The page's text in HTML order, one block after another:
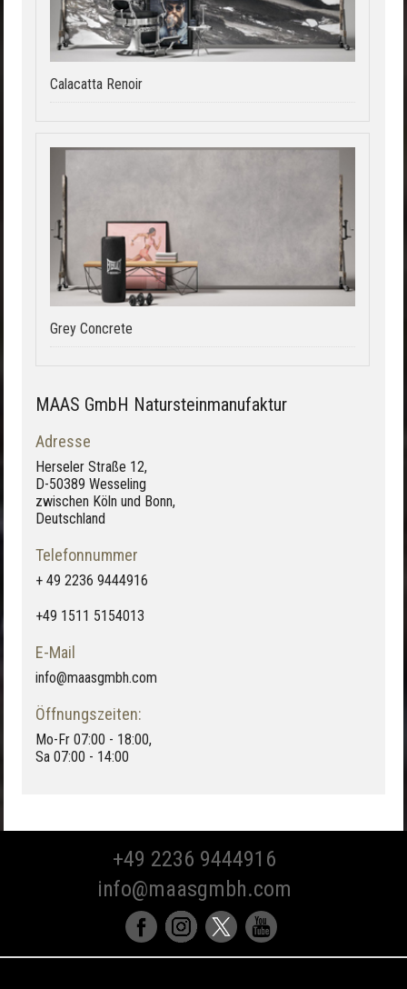
Calacatta Renoir
Grey Concrete
MAAS GmbH Natursteinmanufaktur
Adresse
Herseler Straße 12,
D-50389 Wesseling
zwischen Köln und Bonn,
Deutschland
Telefonnummer
+ 49 2236 9444916
+49 1511 5154013
E-Mail
info@maasgmbh.com
Öffnungszeiten:
Mo-Fr 07:00 - 18:00,
Sa 07:00 - 14:00
+49 2236 9444916
info@maasgmbh.com